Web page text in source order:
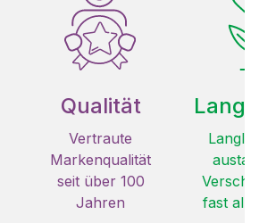
Qualität
Vertraute
Markenqualität
seit über 100
Jahren
fast